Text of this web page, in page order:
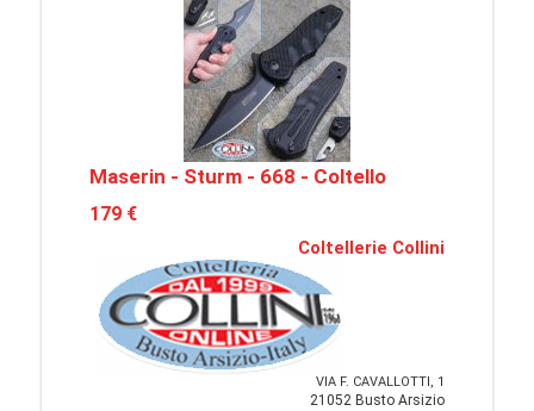
Maserin - Sturm - 668 - Coltello
179 €
Coltellerie Collini
VIA F. CAVALLOTTI, 1
21052 Busto Arsizio